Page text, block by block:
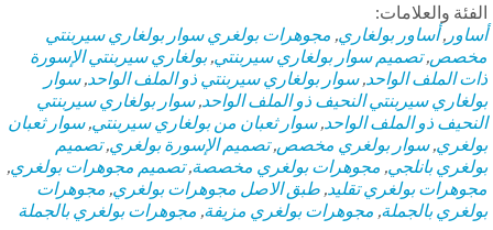
والعلامات:
,أساور بولغاري ,مجوهرات بولغري سوار بولغاري سيربنتي
,تصميم سوار بولغاري سيربنتي,بولغاري سيربنتي الإسورة
الملف الواحد,سوار بولغاري سيربنتي ذو الملف الواحد,سوار
سيربنتي النحيف ذو الملف الواحد,سوار بولغاري سيربنتي
ذو الملف الواحد,سوار ثعبان من بولغاري سيربنتي,سوار ثعبان
,سوار بولغري مخصص,تصميم الإسورة بولغري ,تصميم
بانلجي,مجوهرات بولغري مخصصة,تصميم مجوهرات بولغري
بولغري تقليد,طبق الاصل مجوهرات بولغري ,مجوهرات
بالجملة,مجوهرات بولغري مزيفة,مجوهرات بولغري بالجملة